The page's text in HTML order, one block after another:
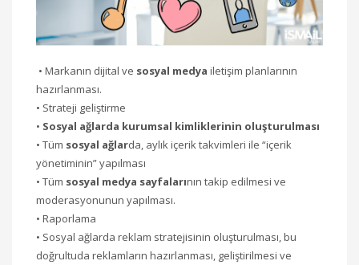
• Markanın dijital ve sosyal medya iletişim planlarının
hazırlanması.
• Strateji geliştirme
• Sosyal ağlarda kurumsal kimliklerinin oluşturulması
• Tüm sosyal ağlarda, aylık içerik takvimleri ile “içerik
yönetiminin” yapılması
• Tüm sosyal medya sayfalarının takip edilmesi ve
moderasyonunun yapılması.
• Raporlama
• Sosyal ağlarda reklam stratejisinin oluşturulması, bu
doğrultuda reklamların hazırlanması, geliştirilmesi ve